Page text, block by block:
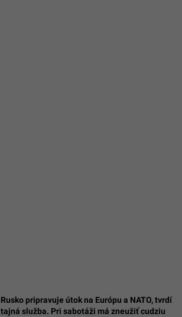
Rusko pripravuje útok na Európu a NATO, tvrdí
tajná služba. Pri sabotáži má zneužiť cudziu